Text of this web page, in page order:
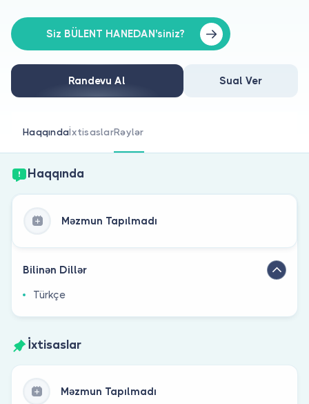
Həkimlər üçün
Siz BÜLENT HANEDAN'siniz?
Randevu Al Sual Ver
HaqqındaİxtisaslarRəylər
Haqqında
Məzmun Tapılmadı
Bilinən Dillər
Türkçe
İxtisaslar
Məzmun Tapılmadı